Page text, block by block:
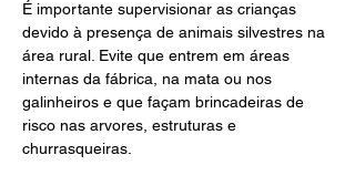
É importante supervisionar as crianças
devido à presença de animais silvestres na
área rural. Evite que entrem em áreas
internas da fábrica, na mata ou nos
galinheiros e que façam brincadeiras de
risco nas arvores, estruturas e
churrasqueiras.